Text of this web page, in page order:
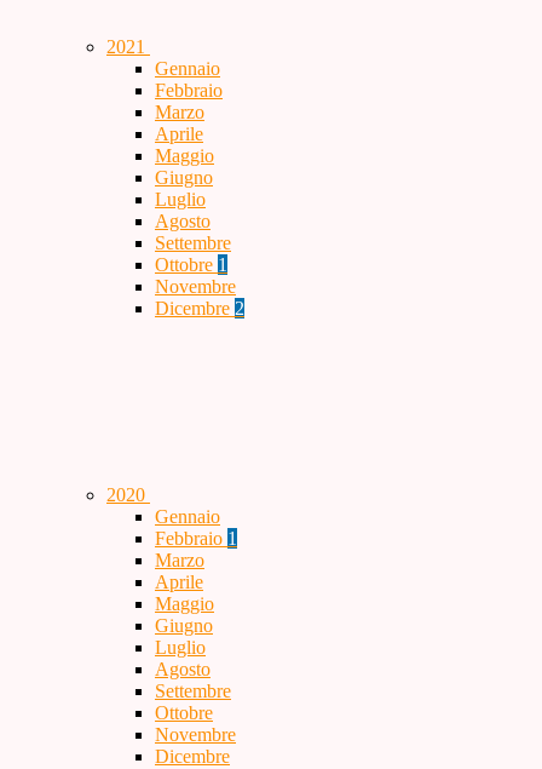
2021
Gennaio
Febbraio
Marzo
Aprile
Maggio
Giugno
Luglio
Agosto
Settembre
Ottobre 1
Novembre
Dicembre 2
2020
Gennaio
Febbraio 1
Marzo
Aprile
Maggio
Giugno
Luglio
Agosto
Settembre
Ottobre
Novembre
Dicembre